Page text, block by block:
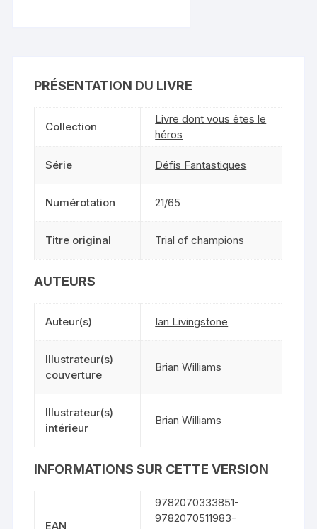
PRÉSENTATION DU LIVRE
Collection
Livre dont vous êtes le
héros
Série Défis Fantastiques
Numérotation 21/65
Titre original Trial of champions
AUTEURS
Auteur(s) Ian Livingstone
Illustrateur(s)
couverture
Brian Williams
Illustrateur(s)
intérieur
Brian Williams
INFORMATIONS SUR CETTE VERSION
EAN
9782070333851-
9782070511983-